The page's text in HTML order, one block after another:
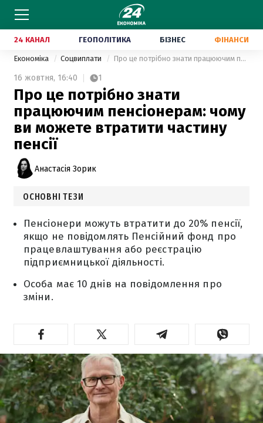
24 КАНАЛ ГЕОПОЛІТИКА БІЗНЕС ФІНАНСИ
Економіка Соцвиплати Про це потрібно знати працюючим пенсіонерам: чому ви можете втратити частину пенсії
16 жовтня, 16:40 1
Про це потрібно знати
працюючим пенсіонерам: чому
ви можете втратити частину
пенсії
Анастасія Зорик
ОСНОВНІ ТЕЗИ
Пенсіонери можуть втратити до 20% пенсії,
якщо не повідомлять Пенсійний фонд про
працевлаштування або реєстрацію
підприємницької діяльності.
Особа має 10 днів на повідомлення про
зміни.